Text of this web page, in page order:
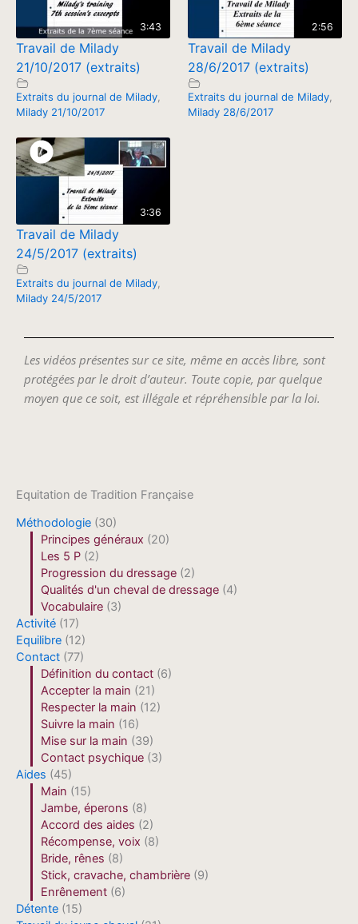
Equitation de Tradition Française
Méthodologie (30)
Principes généraux (20)
Les 5 P (2)
Progression du dressage (2)
Qualités d'un cheval de dressage (4)
Vocabulaire (3)
Activité (17)
Equilibre (12)
Contact (77)
Définition du contact (6)
Accepter la main (21)
Respecter la main (12)
Suivre la main (16)
Mise sur la main (39)
Contact psychique (3)
Aides (45)
Main (15)
Jambe, éperons (8)
Accord des aides (2)
Récompense, voix (8)
Bride, rênes (8)
Stick, cravache, chambrière (9)
Enrênement (6)
Détente (15)
3:43
Travail de Milady
21/10/2017 (extraits)
Extraits du journal de Milady
Milady 21/10/2017
2:56
Travail de Milady
28/6/2017 (extraits)
Extraits du journal de Milady,
Milady 28/6/2017
3:36
Travail de Milady
24/5/2017 (extraits)
Extraits du journal de Milady
Milady 24/5/2017
Les vidéos présentes sur ce site, même en accès libre, sont
protégées par le droit d’auteur. Toute copie, par quelque
moyen que ce soit, est illégale et répréhensible par la loi.